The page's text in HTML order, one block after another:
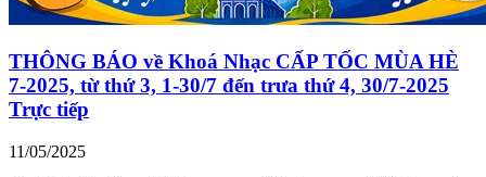
THÔNG BÁO về Khoá Nhạc CẤP TỐC MÙA HÈ
7-2025, từ thứ 3, 1-30/7 đến trưa thứ 4, 30/7-2025
Trực tiếp
11/05/2025